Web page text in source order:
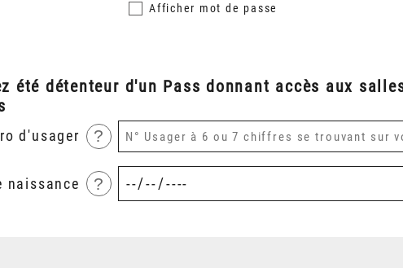
Afficher mot de passe
été détenteur d'un Pass donnant accès aux
d'usager ?
naissance ?